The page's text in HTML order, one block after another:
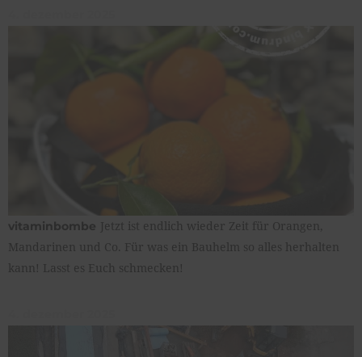
vitaminbombe Jetzt ist endlich wieder Zeit für Orangen,
Mandarinen und Co. Für was ein Bauhelm so alles herhalten
kann! Lasst es Euch schmecken!